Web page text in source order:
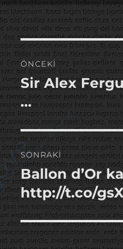
Yazı
gezinmesi
ÖNCEKI
Önceki
yazı:
Sir Alex
…
SONRAKI
Sonraki
yazı:
Ballon d’Or
http://t.co/